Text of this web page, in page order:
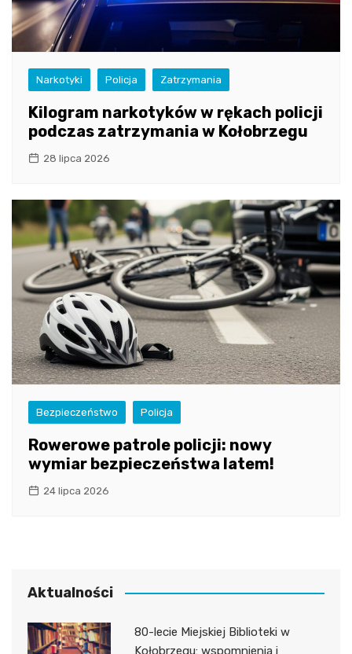
Narkotyki Policja Zatrzymania
Kilogram narkotyków w rękach policji
podczas zatrzymania w Kołobrzegu
28 lipca 2026
Bezpieczeństwo Policja
Rowerowe patrole policji: nowy
wymiar bezpieczeństwa latem!
24 lipca 2026
Aktualności
80-lecie Miejskiej Biblioteki w
Kołobrzegu: wspomnienia i